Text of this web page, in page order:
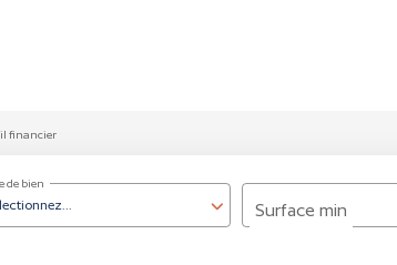
financier
de bien
Surface min